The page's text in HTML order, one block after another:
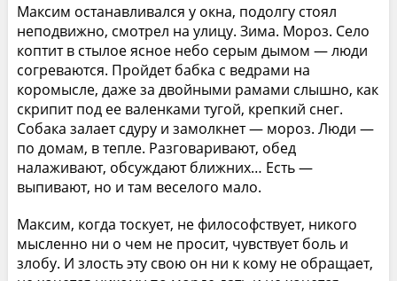
Максим останавливался у окна, подолгу стоял
неподвижно, смотрел на улицу. Зима. Мороз. Село
коптит в стылое ясное небо серым дымом — люди
согреваются. Пройдет бабка с ведрами на
коромысле, даже за двойными рамами слышно, как
скрипит под ее валенками тугой, крепкий снег.
Собака залает сдуру и замолкнет — мороз. Люди —
по домам, в тепле. Разговаривают, обед
налаживают, обсуждают ближних… Есть —
выпивают, но и там веселого мало.
Максим, когда тоскует, не философствует, никого
мысленно ни о чем не просит, чувствует боль и
злобу. И злость эту свою он ни к кому не обращает,